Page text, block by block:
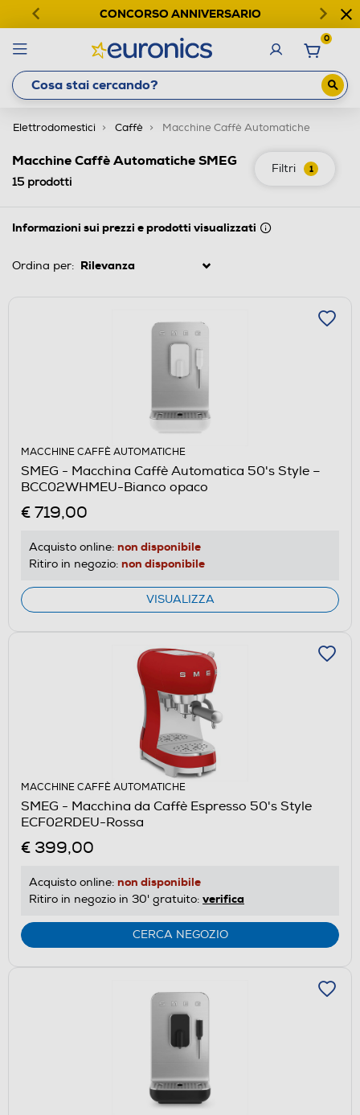
CONCORSO ANNIVERSARIO
0
Elettrodomestici Caffè Macchine Caffè Automatiche
Filtri 1
Macchine Caffè Automatiche SMEG
15 prodotti
Informazioni sui prezzi e prodotti visualizzati
Ordina per:
MACCHINE CAFFÈ AUTOMATICHE
SMEG - Macchina Caffè Automatica 50's Style –
BCC02WHMEU-Bianco opaco
€ 719,00
Acquisto online: non disponibile
Ritiro in negozio: non disponibile
VISUALIZZA
MACCHINE CAFFÈ AUTOMATICHE
SMEG - Macchina da Caffè Espresso 50's Style
ECF02RDEU-Rossa
€ 399,00
Acquisto online: non disponibile
Ritiro in negozio in 30' gratuito: verifica
CERCA NEGOZIO